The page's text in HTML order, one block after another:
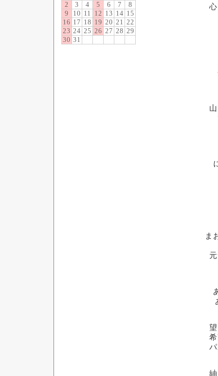
2
3 4 5 6 7
8
9
10 11 12 13 14 15
16 17 18 19 20 21 22
23 24 25 26 27 28 29
30 31
ま